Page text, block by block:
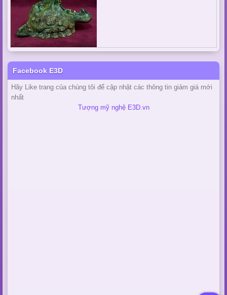
Facebook E3D
Hãy Like trang của chúng tôi để cập nhật các thông tin giảm giá mới
nhất
Tượng mỹ nghệ E3D.vn